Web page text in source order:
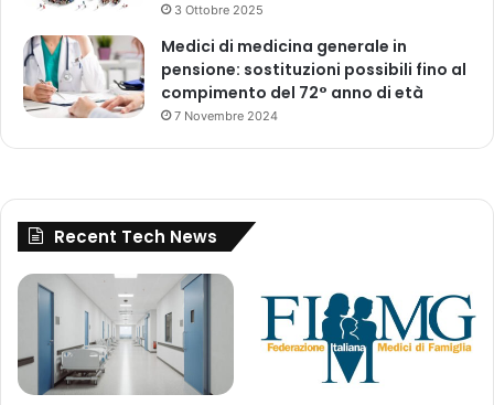
3 Ottobre 2025
Medici di medicina generale in
pensione: sostituzioni possibili fino al
compimento del 72° anno di età
7 Novembre 2024
Recent Tech News